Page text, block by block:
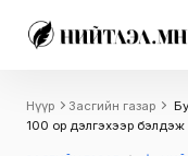
Нүүр Засгийн газар
100 ор дэлгэхээр бэлдэж